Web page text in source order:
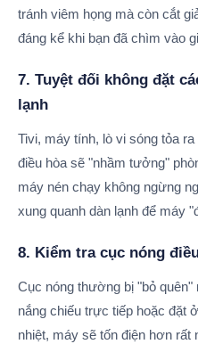
tránh viêm họng mà còn cắt
đáng kể khi bạn đã chìm vào
7. Tuyệt đối không đặt
lạnh
Tivi, máy tính, lò vi sóng tỏa
điều hòa sẽ "nhầm tưởng"
máy nén chạy không ngừng
xung quanh dàn lạnh để máy
8. Kiểm tra cục nóng
Cục nóng thường bị "bỏ
nắng chiếu trực tiếp hoặc đặt
nhiệt, máy sẽ tốn điện hơn rất